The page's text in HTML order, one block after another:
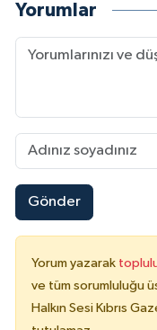
Yorumlar
Gönder
Yorum yazarak
ve tüm sorumluluğu
Halkın Sesi Kıbrıs